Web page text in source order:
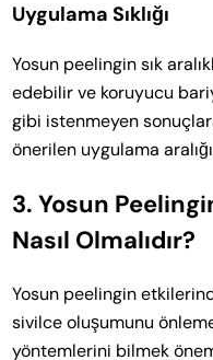
Uygulama Sıklığı
Yosun peelingin sık
edebilir ve koruyucu
gibi istenmeyen
önerilen uygulama
3.Yosun
Nasıl Olmalıdır?
Yosun peelingin
sivilce oluşumunu
yöntemlerini bilmek